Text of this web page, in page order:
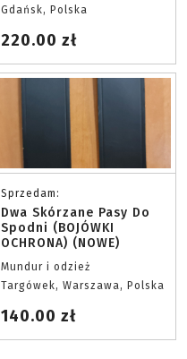
Gdańsk, Polska
220.00 zł
Sprzedam:
Dwa Skórzane Pasy Do
Spodni (BOJÓWKI
OCHRONA) (NOWE)
Mundur i odzież
Targówek, Warszawa, Polska
140.00 zł